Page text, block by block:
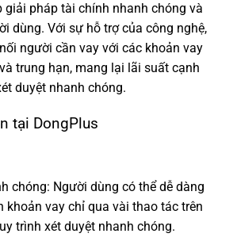
giải pháp tài chính nhanh chóng và
dùng. Với sự hỗ trợ của công nghệ,
người cần vay với các khoản vay
trung hạn, mang lại lãi suất cạnh
duyệt nhanh chóng.
tại DongPlus
chóng: Người dùng có thể dễ dàng
khoản vay chỉ qua vài thao tác trên
trình xét duyệt nhanh chóng.